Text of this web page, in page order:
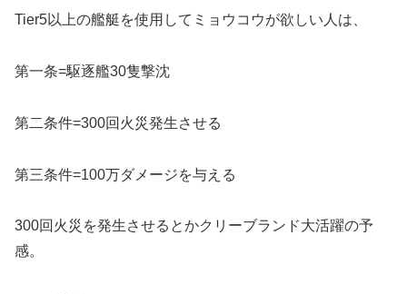
Tier5以上の艦艇を使用してミョウコウが欲しい人は、
第一条=駆逐艦30隻撃沈
第二条件=300回火災発生させる
第三条件=100万ダメージを与える
300回火災を発生させるとかクリーブランド大活躍の予
感。